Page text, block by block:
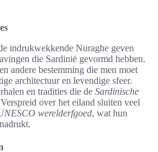
indrukwekkende Nuraghe geven
die Sardinië gevormd hebben.
andere bestemming die men moet
architectuur en levendige sfeer.
en tradities die de Sardinische
over het eiland sluiten veel
werelderfgoed, wat hun